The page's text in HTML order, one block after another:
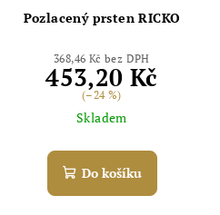
Pozlacený prsten RICKO
368,46 Kč bez DPH
453,20 Kč
(–24 %)
Skladem
Do košíku